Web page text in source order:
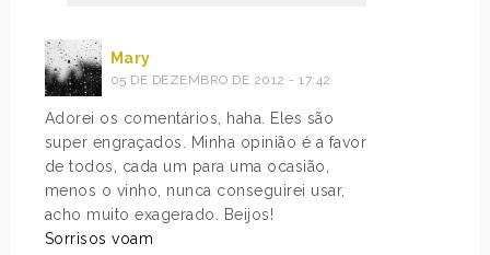
Mary
05 DE DEZEMBRO DE 2012 - 17:42
Adorei os comentários, haha. Eles são
super engraçados. Minha opinião é a favor
de todos, cada um para uma ocasião,
menos o vinho, nunca conseguirei usar,
acho muito exagerado. Beijos!
Sorrisos voam